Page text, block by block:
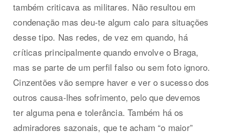
também criticava as militares. Não resultou em
condenação mas deu-te algum calo para situações
desse tipo. Nas redes, de vez em quando, há
críticas principalmente quando envolve o Braga,
mas se parte de um perfil falso ou sem foto ignoro.
Cinzentões vão sempre haver e ver o sucesso dos
outros causa-lhes sofrimento, pelo que devemos
ter alguma pena e tolerância. Também há os
admiradores sazonais, que te acham “o maior”